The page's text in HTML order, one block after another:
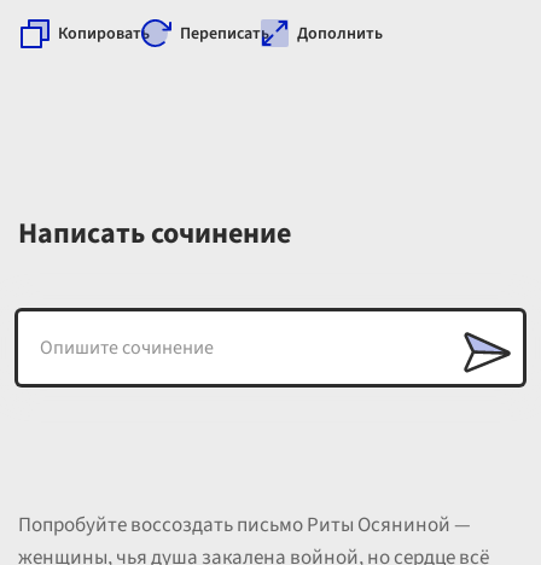
Копировать Переписать Дополнить
Написать сочинение
Попробуйте воссоздать письмо Риты Осяниной —
женщины, чья душа закалена войной, но сердце всё